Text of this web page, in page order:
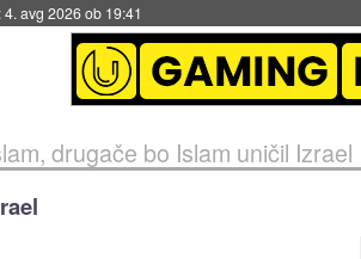
2026 ob 19:41
drugače bo Islam uničil Izrael